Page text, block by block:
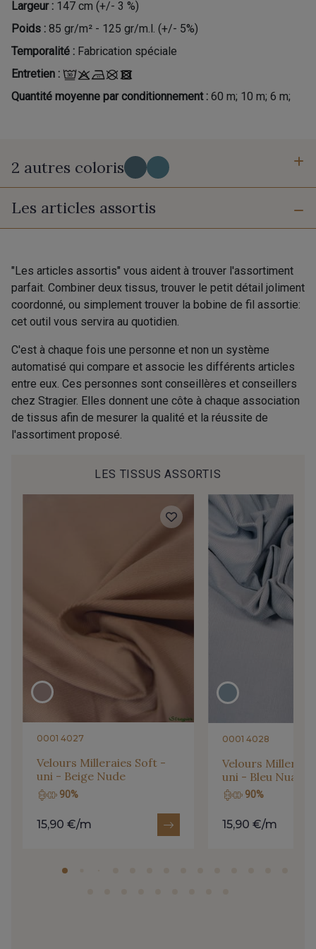
Largeur : 147 cm (+/- 3 %)
Poids : 85 gr/m² - 125 gr/m.l. (+/- 5%)
Temporalité : Fabrication spéciale
Entretien :
Quantité moyenne par conditionnement : 60 m; 10 m; 6 m;
2 autres coloris
4 - Cayenne
Les articles assortis
"Les articles assortis" vous aident à trouver l'assortiment
parfait. Combiner deux tissus, trouver le petit détail joliment
coordonné, ou simplement trouver la bobine de fil assortie:
cet outil vous servira au quotidien.
C'est à chaque fois une personne et non un système
automatisé qui compare et associe les différents articles
entre eux. Ces personnes sont conseillères et conseillers
chez Stragier. Elles donnent une côte à chaque association
de tissus afin de mesurer la qualité et la réussite de
l'assortiment proposé.
LES TISSUS ASSORTIS
0001 4027
Velours Milleraies Soft -
uni - Beige Nude
90%
15,90 €/m
0001 4028
Velours
uni - Bleu Nuage
90%
15,90 €/m